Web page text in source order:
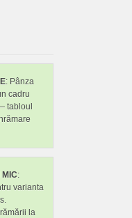
: Pânza
cadru
tabloul
:
varianta
la